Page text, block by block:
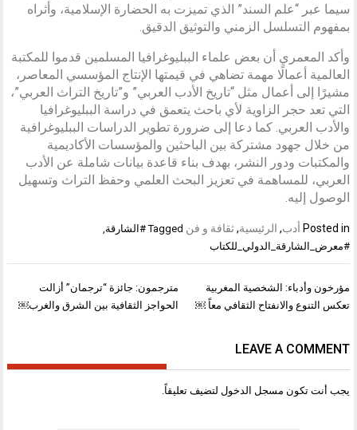
سيما عبر “علم السند” الذي تميزت به الحضارة الإسلامية، وأثراه
بمفهوم التسلسل الزمني والتوثيق الدقيق.
وأكد المعمري أن بعض علماء الببليوغرافيا المسلمين قدموا للمكتبة
العالمية أعمالًا مهمة تضاهي في قيمتها الإنتاج المؤسسي المعاصر،
مشيرًا إلى أعمال مثل “تاريخ الأدب العربي” و”تاريخ التراث العربي”،
التي تعد حجر الزاوية لأي باحث يتعمق في دراسة الببليوغرافيا
والأدب العربي. كما دعا إلى ضرورة تطوير الدراسات الببليوغرافية
من خلال جهود مشتركة بين الباحثين والمؤسسات الأكاديمية
والمكتبات ودور النشر، بهدف بناء قاعدة بيانات شاملة عن الأدب
العربي، للمساهمة في تعزيز البحث العلمي وحفظ التراث وتسهيل
الوصول إليه.
Posted in أدب, الرئيسية,ثقافة و فن Tagged #الشارقة
#معرض_الشارقة_الدولي_للكتاب
تصفّح
المقالات
مترجمون: جائزة “ترجمان” أزالت
الحواجز الثقافية بين الشرق والغرب￼
مؤرخون وأدباء: الشخصية المغربية
تعكس التنوع والانفتاح الثقافي معاً ￼
LEAVE A COMMENT
يجب أنت تكون مسجل الدخول لتضيف تعليقاً.